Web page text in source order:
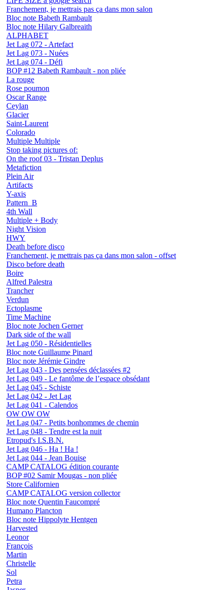
Franchement, je mettrais pas ça dans mon salon
Bloc note Babeth Rambault
Bloc note Hilary Galbreaith
ALPHABET
Jet Lag 072 - Artefact
Jet Lag 073 - Nuées
Jet Lag 074 - Défi
BOP #12 Babeth Rambault - non pliée
La rouge
Rose poumon
Oscar Range
Ceylan
Glacier
Saint-Laurent
Colorado
Multiple Multiple
Stop taking pictures of:
On the roof 03 - Tristan Deplus
Metafiction
Plein Air
Artifacts
Y-axis
Pattern_B
4th Wall
Multiple + Body
Night Vision
HWY
Death before disco
Franchement, je mettrais pas ça dans mon salon - offset
Disco before death
Boire
Alfred Palestra
Trancher
Verdun
Ectoplasme
Time Machine
Bloc note Jochen Gerner
Dark side of the wall
Jet Lag 050 - Résidentielles
Bloc note Guillaume Pinard
Bloc note Jérémie Gindre
Jet Lag 043 - Des pensées déclassées #2
Jet Lag 049 - Le fantôme de l’espace obsédant
Jet Lag 045 - Schiste
Jet Lag 042 - Jet Lag
Jet Lag 041 - Calendos
OW OW OW
Jet Lag 047 - Petits bonhommes de chemin
Jet Lag 048 - Tendre est la nuit
Etropud's I.S.B.N.
Jet Lag 046 - Ha ! Ha !
Jet Lag 044 - Jean Bouise
CAMP CATALOG édition courante
BOP #02 Samir Mougas - non pliée
Store Californien
CAMP CATALOG version collector
Bloc note Quentin Faucompré
Humano Plancton
Bloc note Hippolyte Hentgen
Harvested
Leonor
François
Martin
Christelle
Sol
Petra